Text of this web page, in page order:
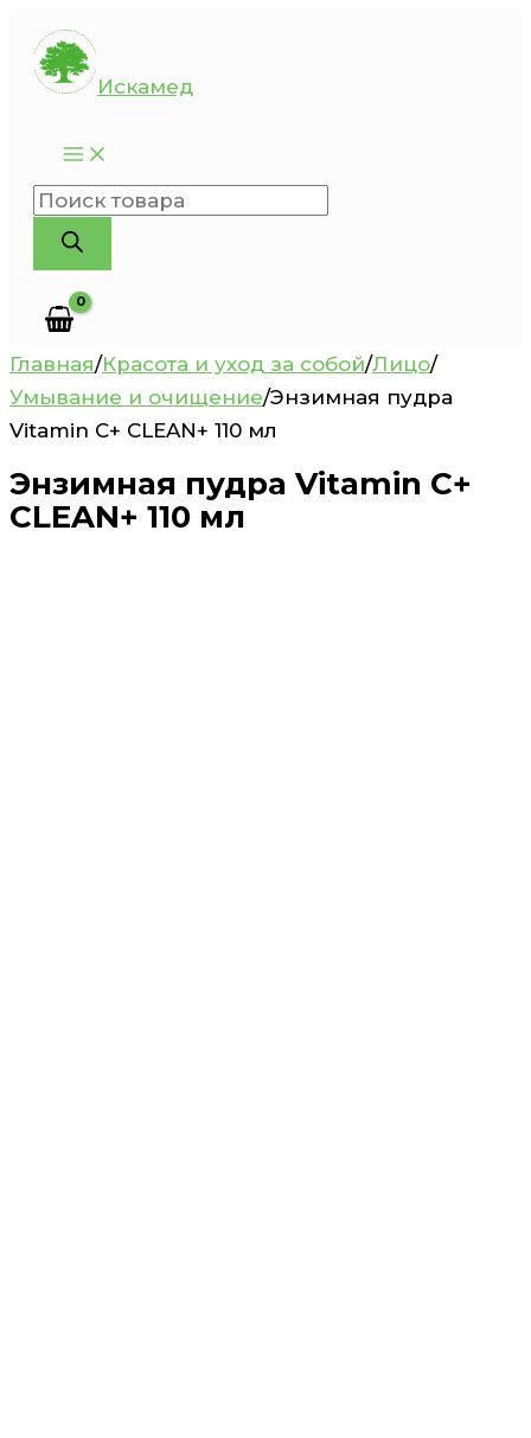
Перейти
содержимому
Искамед
Поиск
товаров
Главная/Красота и уход за собой/Лицо/
Умывание и очищение/Энзимная пудра
Vitamin C+ CLEAN+ 110 мл
Энзимная пудра Vitamin C+
CLEAN+ 110 мл